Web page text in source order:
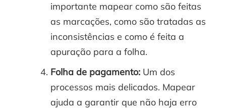
importante mapear como são feitas
as marcações, como são tratadas as
inconsistências e como é feita a
apuração para a folha.
Folha de pagamento: Um dos
processos mais delicados. Mapear
ajuda a garantir que não haja erro